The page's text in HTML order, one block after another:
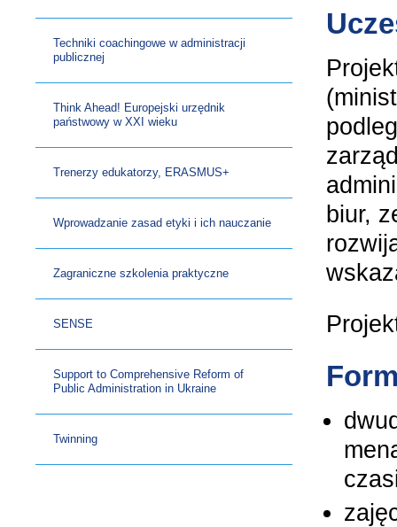
Techniki coachingowe w administracji
publicznej
Think Ahead! Europejski urzędnik
państwowy w XXI wieku
Trenerzy edukatorzy, ERASMUS+
Wprowadzanie zasad etyki i ich nauczanie
Zagraniczne szkolenia praktyczne
SENSE
Support to Comprehensive Reform of
Public Administration in Ukraine
Twinning
biur,